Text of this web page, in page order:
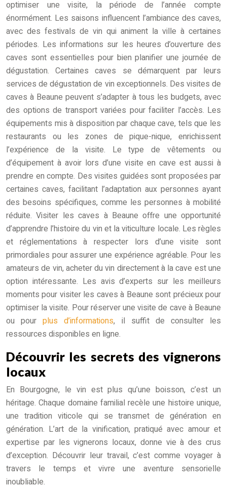
optimiser une visite, la période de l’année compte
énormément. Les saisons influencent l’ambiance des caves,
avec des festivals de vin qui animent la ville à certaines
périodes. Les informations sur les heures d’ouverture des
caves sont essentielles pour bien planifier une journée de
dégustation. Certaines caves se démarquent par leurs
services de dégustation de vin exceptionnels. Des visites de
caves à Beaune peuvent s’adapter à tous les budgets, avec
des options de transport variées pour faciliter l’accès. Les
équipements mis à disposition par chaque cave, tels que les
restaurants ou les zones de pique-nique, enrichissent
l’expérience de la visite. Le type de vêtements ou
d’équipement à avoir lors d’une visite en cave est aussi à
prendre en compte. Des visites guidées sont proposées par
certaines caves, facilitant l’adaptation aux personnes ayant
des besoins spécifiques, comme les personnes à mobilité
réduite. Visiter les caves à Beaune offre une opportunité
d’apprendre l’histoire du vin et la viticulture locale. Les règles
et réglementations à respecter lors d’une visite sont
primordiales pour assurer une expérience agréable. Pour les
amateurs de vin, acheter du vin directement à la cave est une
option intéressante. Les avis d’experts sur les meilleurs
moments pour visiter les caves à Beaune sont précieux pour
optimiser la visite. Pour réserver une visite de cave à Beaune
ou pourplus d’informations, il suffit de consulter les
ressources disponibles en ligne.
Découvrir les secrets des vignerons
locaux
En Bourgogne, le vin est plus qu’une boisson, c’est un
héritage. Chaque domaine familial recèle une histoire unique,
une tradition viticole qui se transmet de génération en
génération. L’art de la vinification, pratiqué avec amour et
expertise par les vignerons locaux, donne vie à des crus
d’exception. Découvrir leur travail, c’est comme voyager à
travers le temps et vivre une aventure sensorielle
inoubliable.